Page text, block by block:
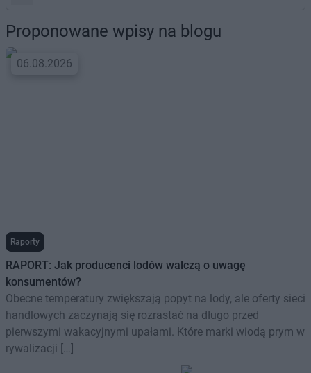
Proponowane wpisy na blogu
06.08.2026
Raporty
RAPORT: Jak producenci lodów walczą o uwagę
konsumentów?
Obecne temperatury zwiększają popyt na lody, ale oferty sieci
handlowych zaczynają się rozrastać na długo przed
pierwszymi wakacyjnymi upałami. Które marki wiodą prym w
rywalizacji […]